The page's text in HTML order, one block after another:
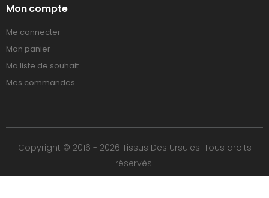
Mon compte
Me connecter
Mon panier
Ma liste de souhait
Mes commandes
Copyright © 2016 - 2026 Tissus Des Ursules. Tous droits
réservés.